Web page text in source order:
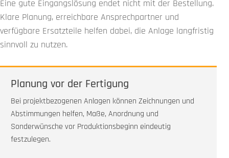
Eine gute Eingangslösung endet nicht mit der Bestellung.
Klare Planung, erreichbare Ansprechpartner und
verfügbare Ersatzteile helfen dabei, die Anlage langfristig
sinnvoll zu nutzen.
Planung vor der Fertigung
Bei projektbezogenen Anlagen können Zeichnungen und
Abstimmungen helfen, Maße, Anordnung und
Sonderwünsche vor Produktionsbeginn eindeutig
festzulegen.